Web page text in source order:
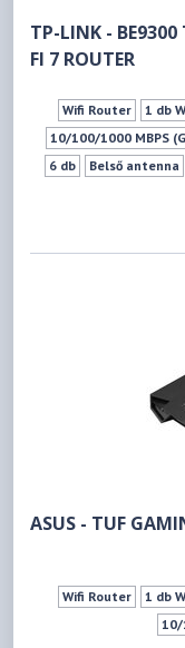
TP-LINK -
FI 7 ROUTER
Wifi Router 1 db
10/100/1000 MBPS
6 db
Belső antenna
ASUS - TUF
Wifi Router 1 db
10/